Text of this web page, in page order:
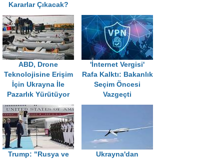
Kararlar Çıkacak?
ABD, Drone
Teknolojisine Erişim
İçin Ukrayna İle
Pazarlık Yürütüyor
'İnternet Vergisi'
Rafa Kalktı: Bakanlık
Seçim Öncesi
Vazgeçti
Trump: "Rusya ve
Ukrayna'dan